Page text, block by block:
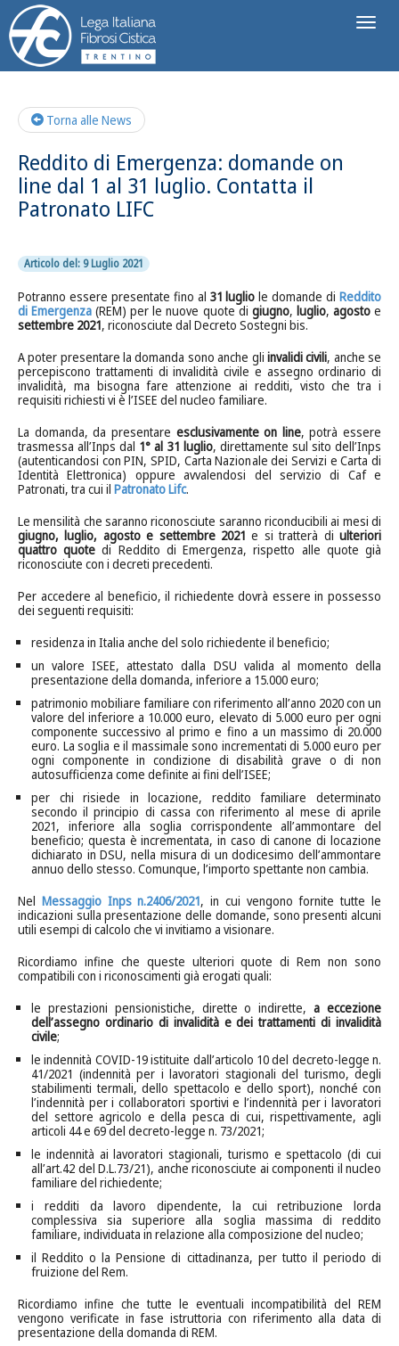
Torna alle News
Reddito di Emergenza: domande on
line dal 1 al 31 luglio. Contatta il
Patronato LIFC
Articolo del: 9 Luglio 2021
Potranno essere presentate fino al 31 luglio le domande diReddito
di Emergenza (REM) per le nuove quote di giugno, luglio, agostoe
settembre 2021, riconosciute dal Decreto Sostegni bis.
A poter presentare la domanda sono anche gli invalidi civili, anche se
percepiscono trattamenti di invalidità civile e assegno ordinario di
invalidità, ma bisogna fare attenzione ai redditi, visto che tra i
requisiti richiesti vi è l’ISEE del nucleo familiare.
La domanda, da presentare esclusivamente on line, potrà essere
trasmessa all’Inps dal 1° al 31 luglio, direttamente sul sito dell’Inps
(autenticandosi con PIN, SPID, Carta Nazionale dei Servizi e Carta di
Identità Elettronica) oppure avvalendosi del servizio di Caf e
Patronati, tra cui il Patronato Lifc.
Le mensilità che saranno riconosciute saranno riconducibili ai mesi di
giugno, luglio, agosto e settembre 2021 e si tratterà di ulteriori
quattro quote di Reddito di Emergenza, rispetto alle quote già
riconosciute con i decreti precedenti.
Per accedere al beneficio, il richiedente dovrà essere in possesso
dei seguenti requisiti:
residenza in Italia anche del solo richiedente il beneficio;
un valore ISEE, attestato dalla DSU valida al momento della
presentazione della domanda, inferiore a 15.000 euro;
patrimonio mobiliare familiare con riferimento all’anno 2020 con un
valore del inferiore a 10.000 euro, elevato di 5.000 euro per ogni
componente successivo al primo e fino a un massimo di 20.000
euro. La soglia e il massimale sono incrementati di 5.000 euro per
ogni componente in condizione di disabilità grave o di non
autosufficienza come definite ai fini dell’ISEE;
per chi risiede in locazione, reddito familiare determinato
secondo il principio di cassa con riferimento al mese di aprile
2021, inferiore alla soglia corrispondente all’ammontare del
beneficio; questa è incrementata, in caso di canone di locazione
dichiarato in DSU, nella misura di un dodicesimo dell’ammontare
annuo dello stesso. Comunque, l’importo spettante non cambia.
Nel Messaggio Inps n.2406/2021, in cui vengono fornite tutte le
indicazioni sulla presentazione delle domande, sono presenti alcuni
utili esempi di calcolo che vi invitiamo a visionare.
Ricordiamo infine che queste ulteriori quote di Rem non sono
compatibili con i riconoscimenti già erogati quali:
le prestazioni pensionistiche, dirette o indirette, a eccezione
dell’assegno ordinario di invalidità e dei trattamenti di invalidità
civile;
le indennità COVID-19 istituite dall’articolo 10 del decreto-legge n.
41/2021 (indennità per i lavoratori stagionali del turismo, degli
stabilimenti termali, dello spettacolo e dello sport), nonché con
l’indennità per i collaboratori sportivi e l’indennità per i lavoratori
del settore agricolo e della pesca di cui, rispettivamente, agli
articoli 44 e 69 del decreto-legge n. 73/2021;
le indennità ai lavoratori stagionali, turismo e spettacolo (di cui
all’art.42 del D.L.73/21), anche riconosciute ai componenti il nucleo
familiare del richiedente;
i redditi da lavoro dipendente, la cui retribuzione lorda
complessiva sia superiore alla soglia massima di reddito
familiare, individuata in relazione alla composizione del nucleo;
il Reddito o la Pensione di cittadinanza, per tutto il periodo di
fruizione del Rem.
Ricordiamo infine che tutte le eventuali incompatibilità del REM
vengono verificate in fase istruttoria con riferimento alla data di
presentazione della domanda di REM.